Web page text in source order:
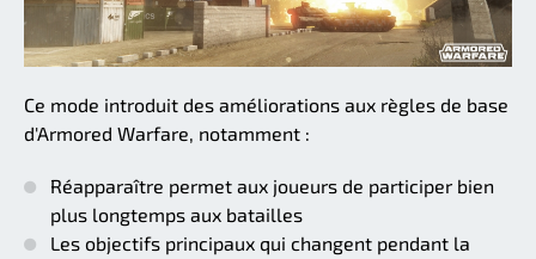
Ce mode introduit des améliorations aux règles de base
d'Armored Warfare, notamment :
Réapparaître permet aux joueurs de participer bien
plus longtemps aux batailles
Les objectifs principaux qui changent pendant la